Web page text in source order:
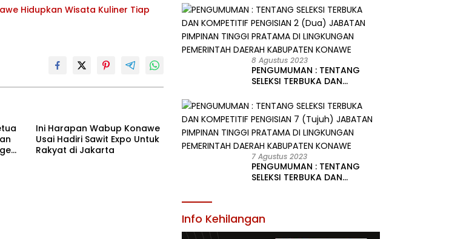
Hidupkan Wisata Kuliner Tiap
Ini Harapan Wabup Konawe
Usai Hadiri Sawit Expo Untuk
Rakyat di Jakarta
JABATAN PIMPINAN TINGGI PRATAMA DI
LINGKUNGAN PEMERINTAH DAERAH
KABUPATEN KONAWE
8 Agustus 2023
PENGUMUMAN : TENTANG
SELEKSI TERBUKA DAN
(Dua) JABATAN PIMPINAN
TINGGI PRATAMA DI
LINGKUNGAN PEMERINTAH
DAERAH KABUPATEN KONAWE
7 Agustus 2023
PENGUMUMAN : TENTANG
SELEKSI TERBUKA DAN
LINGKUNGAN PEMERINTAH
DAERAH KABUPATEN KONAWE
Info Kehilangan